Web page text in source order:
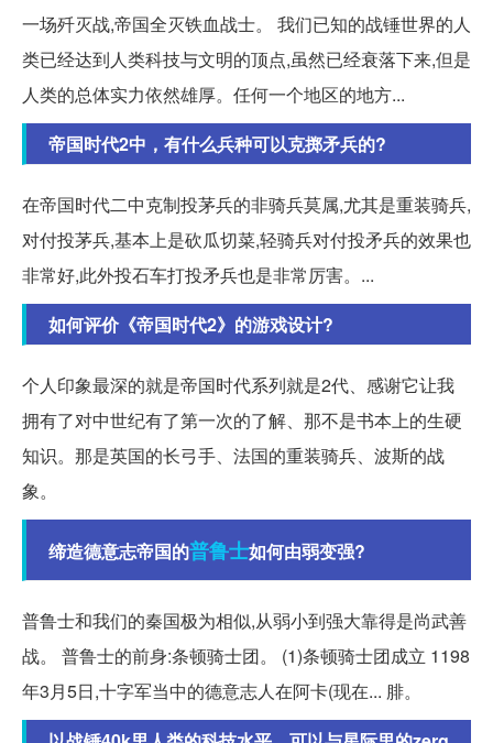
一场歼灭战,帝国全灭铁血战士。 我们已知的战锤世界的人
类已经达到人类科技与文明的顶点,虽然已经衰落下来,但是
人类的总体实力依然雄厚。任何一个地区的地方...
帝国时代2中，有什么兵种可以克掷矛兵的?
在帝国时代二中克制投茅兵的非骑兵莫属,尤其是重装骑兵,
对付投茅兵,基本上是砍瓜切菜,轻骑兵对付投矛兵的效果也
非常好,此外投石车打投矛兵也是非常厉害。...
如何评价《帝国时代2》的游戏设计?
个人印象最深的就是帝国时代系列就是2代、感谢它让我
拥有了对中世纪有了第一次的了解、那不是书本上的生硬
知识。那是英国的长弓手、法国的重装骑兵、波斯的战
象。
缔造德意志帝国的普鲁士如何由弱变强?
普鲁士和我们的秦国极为相似,从弱小到强大靠得是尚武善
战。 普鲁士的前身:条顿骑士团。 (1)条顿骑士团成立 1198
年3月5日,十字军当中的德意志人在阿卡(现在... 腓。